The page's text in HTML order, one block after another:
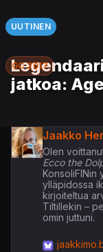
UUTINEN
GC 2017
jatkoa:
Jaakko
Olen
Ecco the
KonsoliFINin
ylläpidossa
kirjoiteltua
Tiltillekin –
omin juttuni.